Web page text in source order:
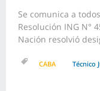
Se comunica a
Resolución ING N°
Nación resolvió
CABA Técnico